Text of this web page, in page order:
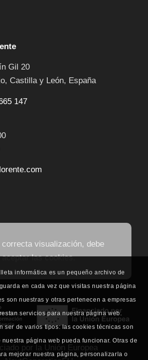
Gil 20
, Castilla y León, España
147
correcta visualización, debe
aceptar las cookies.
por la Unión Europea
informática es un pequeño archivo de
en cada vez que visitas nuestra página
son nuestras y otras pertenecen a empresas
servicios para nuestra página web.
ser de varios tipos: las cookies técnicas son
página web pueda funcionar. Otras de
mejorar nuestra página, personalizarla o